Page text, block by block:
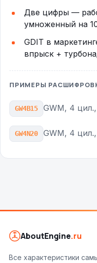
Две цифры —
умноженный на
GDIT в
впрыск +
ПРИМЕРЫ
GW4B15 GWM, 4
GW4N20 GWM, 4
AboutEngine.ru
Все характеристики